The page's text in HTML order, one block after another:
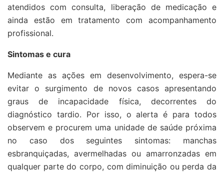
atendidos com consulta, liberação de medicação e
ainda estão em tratamento com acompanhamento
profissional.
Sintomas e cura
Mediante as ações em desenvolvimento, espera-se
evitar o surgimento de novos casos apresentando
graus de incapacidade física, decorrentes do
diagnóstico tardio. Por isso, o alerta é para todos
observem e procurem uma unidade de saúde próxima
no caso dos seguintes sintomas: manchas
esbranquiçadas, avermelhadas ou amarronzadas em
qualquer parte do corpo, com diminuição ou perda da